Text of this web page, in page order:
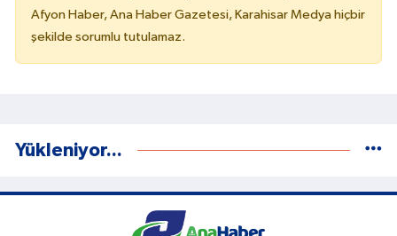
Afyon Haber, Ana Haber Gazetesi, Karahisar Medya hiçbir
şekilde sorumlu tutulamaz.
Yükleniyor...